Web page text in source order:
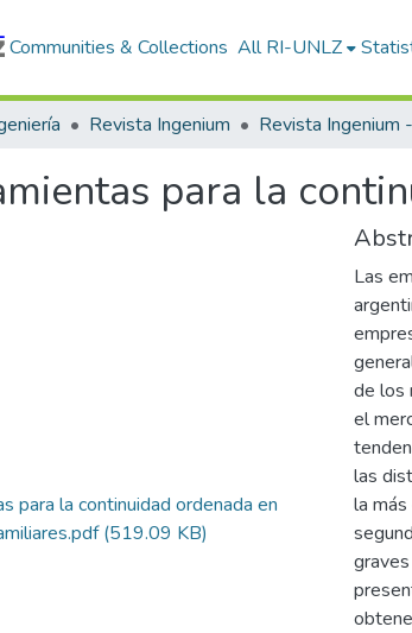
Communities & Collections All RI-UNLZ
Revista Ingenium
para la
para la continuidad ordenada en
(519.09 KB)
Las
de los
el
las
la